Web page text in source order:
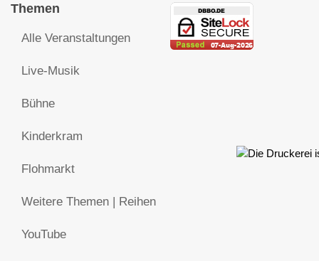
Themen
Alle Veranstaltungen
Live-Musik
Bühne
Kinderkram
Flohmarkt
Weitere Themen | Reihen
YouTube